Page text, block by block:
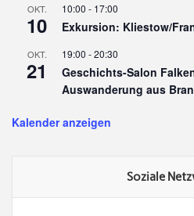
OKT.
10
10:00 - 17:00
Exkursion: Kliestow/
OKT.
21
19:00 -20:30
Geschichts-Salon
Auswanderung aus
Kalender anzeigen
Soziale